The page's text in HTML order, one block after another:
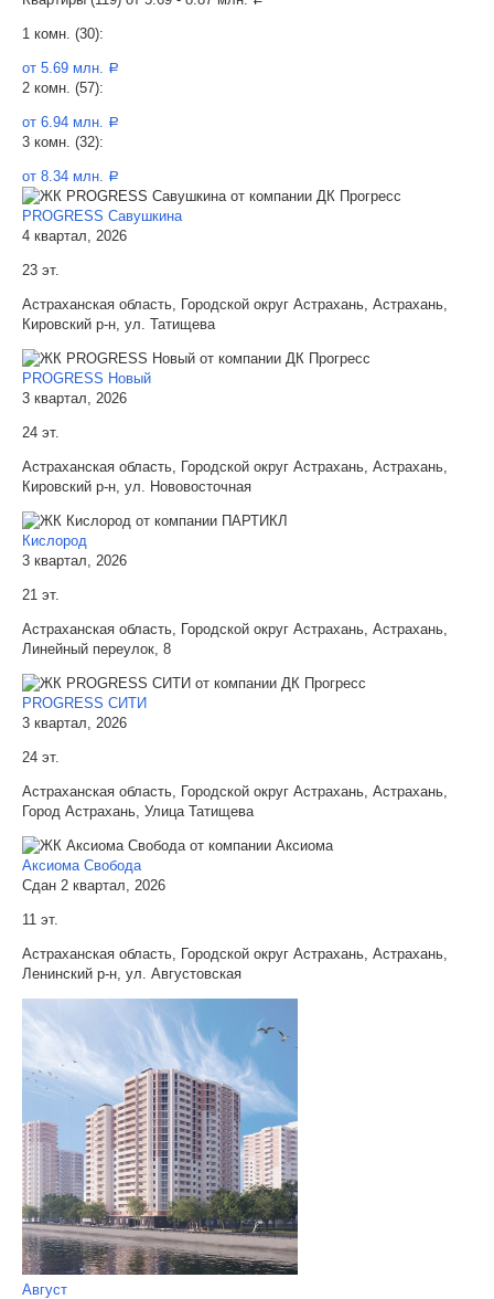
1 комн. (30):
от 5.69 млн. a
2 комн. (57):
от 6.94 млн. a
3 комн. (32):
от 8.34 млн. a
PROGRESS Савушкина
4 квартал, 2026
23 эт.
Астраханская область, Городской округ Астрахань, Астрахань,
Кировский р-н, ул. Татищева
PROGRESS Новый
3 квартал, 2026
24 эт.
Астраханская область, Городской округ Астрахань, Астрахань,
Кировский р-н, ул. Нововосточная
Кислород
3 квартал, 2026
21 эт.
Астраханская область, Городской округ Астрахань, Астрахань,
Линейный переулок, 8
PROGRESS СИТИ
3 квартал, 2026
24 эт.
Астраханская область, Городской округ Астрахань, Астрахань,
Город Астрахань, Улица Татищева
Аксиома Свобода
Сдан 2 квартал, 2026
11 эт.
Астраханская область, Городской округ Астрахань, Астрахань,
Ленинский р-н, ул. Августовская
Август